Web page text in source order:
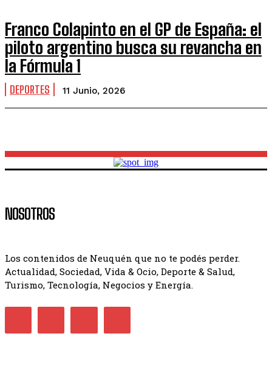
Franco Colapinto en el GP de España: el
piloto argentino busca su revancha en
la Fórmula 1
DEPORTES 11 Junio, 2026
NOSOTROS
Los contenidos de Neuquén que no te podés perder.
Actualidad, Sociedad, Vida & Ocio, Deporte & Salud,
Turismo, Tecnología, Negocios y Energía.